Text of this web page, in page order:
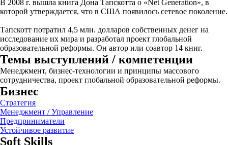
В 2008 г. вышла книга Дона Тапскотта о «Net Generation», в
которой утверждается, что в США появилось сетевое поколение.
Тапскотт потратил 4,5 млн. долларов собственных денег на
исследование их мира и разработал проект глобальной
образовательной реформы. Он автор или соавтор 14 книг.
Темы выступлений / компетенции
Менеджмент, бизнес-технологии и принципы массового
сотрудничества, проект глобальной образовательной реформы.
Бизнес
Стратегия
Менеджмент / Управление
Предприниматели
Устойчивое развитие
Soft Skills